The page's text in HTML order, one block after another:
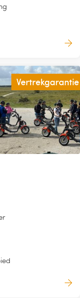
Vertrekgarantie